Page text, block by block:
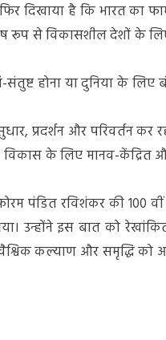
फिर दिखाया है कि भारत का
रूप से विकासशील देशों
होना या दुनिया के
प्रदर्शन और परिवर्तन
के लिए मानव-केंद्रित
पंडित रविशंकर की 100
उन्होंने इस बात को
कल्याण और समृद्धि